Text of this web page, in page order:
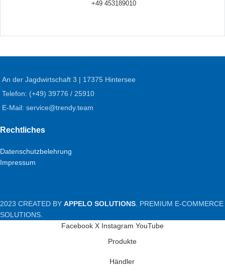
+49 453189010
An der Jagdwirtschaft 3 | 17375 Hintersee
Telefon: (+49) 39776 / 25910
E-Mail: service@trendy.team
Rechtliches
Datenschutzbelehrung
Impressum
2023 CREATED BY APPELO SOLUTIONS . PREMIUM E-COMMERCE
SOLUTIONS.
Facebook X Instagram YouTube
Produkte
Händler